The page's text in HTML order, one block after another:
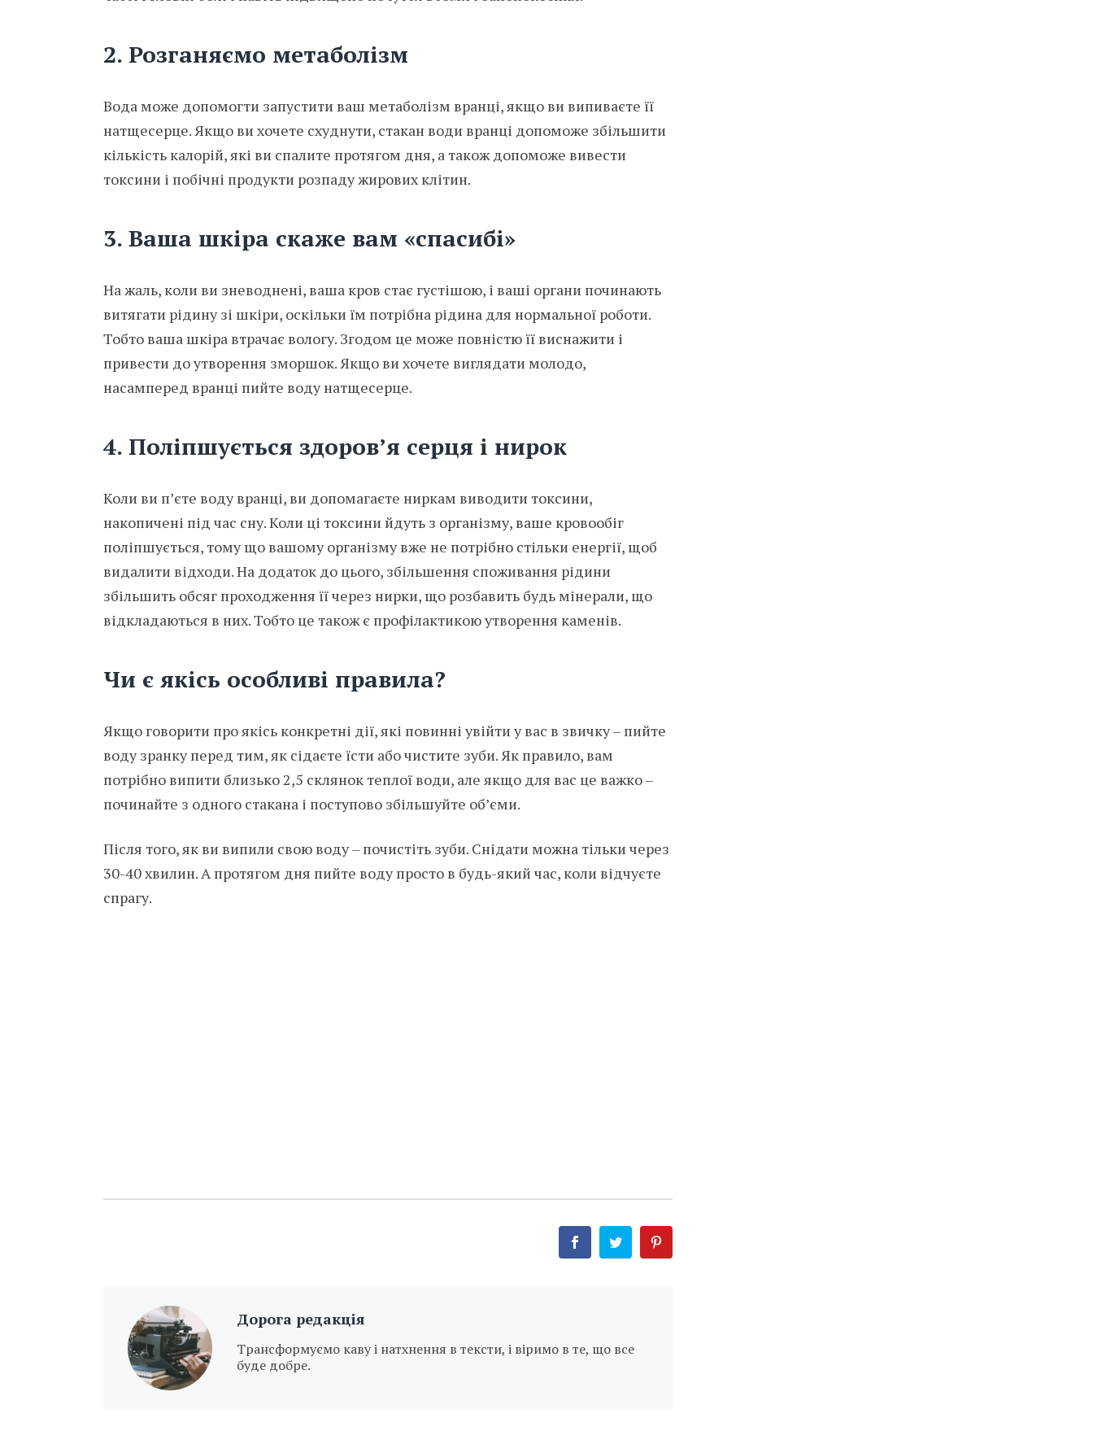
2. Розганяємо метаболізм
Вода може допомогти запустити ваш метаболізм вранці, якщо ви випиваєте її
натщесерце. Якщо ви хочете схуднути, стакан води вранці допоможе збільшити
кількість калорій, які ви спалите протягом дня, а також допоможе вивести
токсини і побічні продукти розпаду жирових клітин.
3. Ваша шкіра скаже вам «спасибі»
На жаль, коли ви зневоднені, ваша кров стає густішою, і ваші органи починають
витягати рідину зі шкіри, оскільки їм потрібна рідина для нормальної роботи.
Тобто ваша шкіра втрачає вологу. Згодом це може повністю її виснажити і
привести до утворення зморшок. Якщо ви хочете виглядати молодо,
насамперед вранці пийте воду натщесерце.
4. Поліпшується здоров’я серця і нирок
Коли ви п’єте воду вранці, ви допомагаєте ниркам виводити токсини,
накопичені під час сну. Коли ці токсини йдуть з організму, ваше кровообіг
поліпшується, тому що вашому організму вже не потрібно стільки енергії, щоб
видалити відходи. На додаток до цього, збільшення споживання рідини
збільшить обсяг проходження її через нирки, що розбавить будь мінерали, що
відкладаються в них. Тобто це також є профілактикою утворення каменів.
Чи є якісь особливі правила?
Якщо говорити про якісь конкретні дії, які повинні увійти у вас в звичку – пийте
воду зранку перед тим, як сідаєте їсти або чистите зуби. Як правило, вам
потрібно випити близько 2,5 склянок теплої води, але якщо для вас це важко –
починайте з одного стакана і поступово збільшуйте об’єми.
Після того, як ви випили свою воду – почистіть зуби. Снідати можна тільки через
30-40 хвилин. А протягом дня пийте воду просто в будь-який час, коли відчуєте
спрагу.
Дорога редакція
Трансформуємо каву і натхнення в тексти, і віримо в те, що все
буде добре.